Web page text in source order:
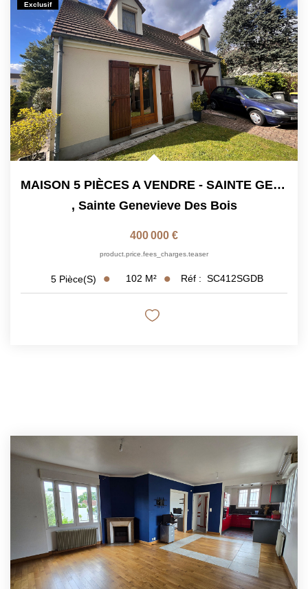
Exclusif
MAISON 5 PIÈCES A VENDRE - SAINTE GENEVIÈVE DES BOIS
, Sainte Genevieve Des Bois
400 000 €
product.price.fees_charges.teaser
5 Pièce(s) 102 M² Réf : SC412SGDB